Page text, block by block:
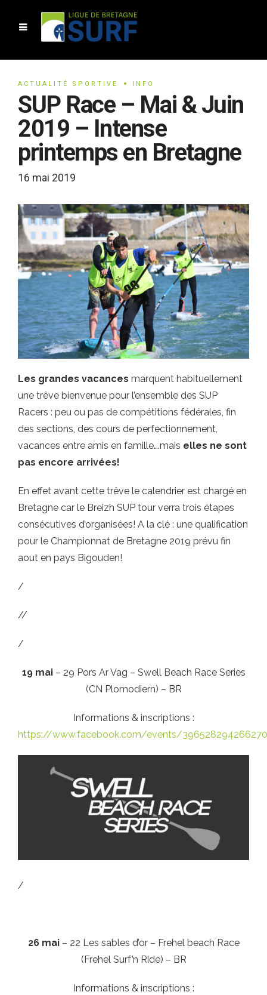
ACTUALITÉ SPORTIVE INFO
SUP Race – Mai & Juin
2019 – Intense
printemps en Bretagne
16 mai 2019
Les grandes vacances marquent habituellement
une trêve bienvenue pour l’ensemble des SUP
Racers : peu ou pas de compétitions fédérales, fin
des sections, des cours de perfectionnement,
vacances entre amis en famille….mais elles ne sont
pas encore arrivées!
En effet avant cette trêve le calendrier est chargé en
Bretagne car le Breizh SUP tour verra trois étapes
consécutives d’organisées! A la clé : une qualification
pour le Championnat de Bretagne 2019 prévu fin
aout en pays Bigouden!
/
//
/
19 mai – 29 Pors Ar Vag – Swell Beach Race Series
(CN Plomodiern) – BR
Informations & inscriptions :
https://www.facebook.com/events/
/
26 mai – 22 Les sables d’or – Frehel beach Race
(Frehel Surf’n Ride) – BR
Informations & inscriptions :